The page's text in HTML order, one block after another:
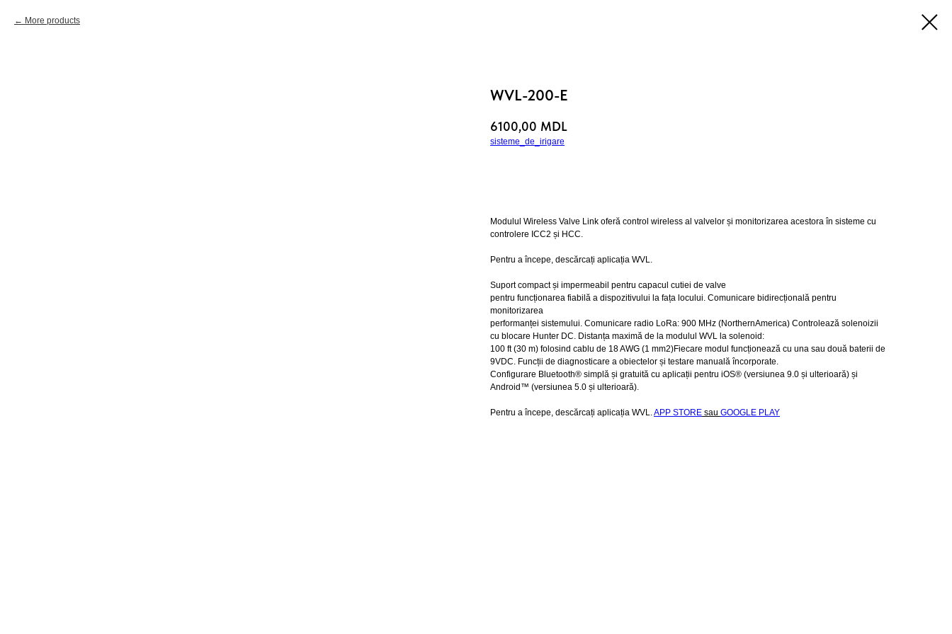
More products
WVL-200-E
6100,00 MDL
sisteme_de_irigare
Modulul Wireless Valve Link oferă control wireless al valvelor și monitorizarea acestora în sisteme cu
controlere ICC2 și HCC.
Pentru a începe, descărcați aplicația WVL.
Suport compact și impermeabil pentru capacul cutiei de valve
pentru funcționarea fiabilă a dispozitivului la fața locului. Comunicare bidirecțională pentru
monitorizarea
performanței sistemului. Comunicare radio LoRa: 900 MHz (NorthernAmerica) Controlează solenoizii
cu blocare Hunter DC. Distanța maximă de la modulul WVL la solenoid:
100 ft (30 m) folosind cablu de 18 AWG (1 mm2)Fiecare modul funcționează cu una sau două baterii de
9VDC. Funcții de diagnosticare a obiectelor și testare manuală încorporate.
Configurare Bluetooth® simplă și gratuită cu aplicații pentru iOS® (versiunea 9.0 și ulterioară) și
Android™ (versiunea 5.0 și ulterioară).
Pentru a începe, descărcați aplicația WVL.APP STORE sau GOOGLE PLAY